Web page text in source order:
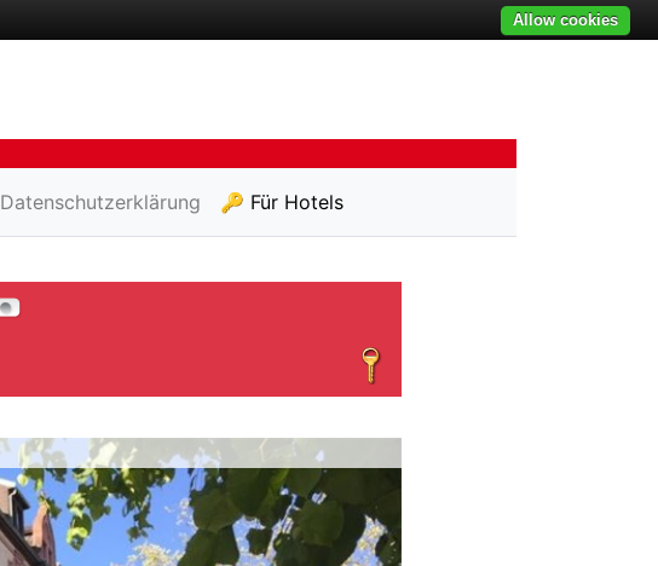
Datenschutzerklärung 🔑 Für Hotels
Allow cookies